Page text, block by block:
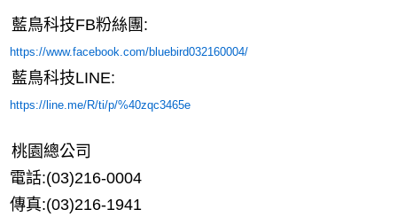
藍鳥科技FB粉絲團:
https://www.facebook.com/bluebird032160004/
藍鳥科技LINE:
https://line.me/R/ti/p/%40zqc3465e
桃園總公司
電話:(03)216-0004
傳真:(03)216-1941